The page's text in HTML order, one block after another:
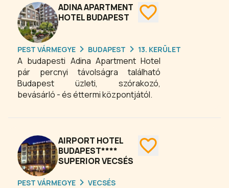
fővárosban. Adottságaik révén
ideálisak konferenciák, tréningek,
kiállítások, termékbemutatók,
fogadások, céges és családi
összejövetelek lebonyolítására.
Mindegyik terem természetes fénnyel
rendelkezik.
ADINA APARTMENT
HOTEL BUDAPEST
PEST VÁRMEGYE BUDAPEST 13. KERÜLET
A budapesti Adina Apartment Hotel
pár percnyi távolságra található
Budapest üzleti, szórakozó,
bevásárló - és éttermi központjától.
AIRPORT HOTEL
BUDAPEST****
SUPERIOR VECSÉS
PEST VÁRMEGYE VECSÉS